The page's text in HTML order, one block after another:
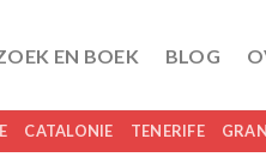
EN BOEK BLOG
CATALONIE TENERIFE